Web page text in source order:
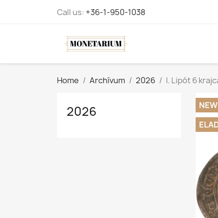
Call us: +36-1-950-1038
Home Archívum 2026 I. Lipót 6
2026
NEW